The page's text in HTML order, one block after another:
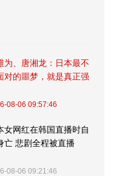
为、唐湘龙：日本最不
对的噩梦，就是真正强
08-06 09:57:46
女网红在韩国直播时自
亡 悲剧全程被直播
08-06 09:21:46